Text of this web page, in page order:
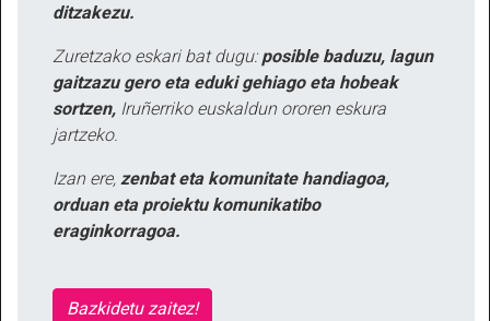
ditzakezu.
Zuretzako eskari bat dugu: posible baduzu, lagun
gaitzazu gero eta eduki gehiago eta hobeak
sortzen, Iruñerriko euskaldun ororen eskura
jartzeko.
Izan ere, zenbat eta komunitate handiagoa,
orduan eta proiektu komunikatibo
eraginkorragoa.
Bazkidetu zaitez!